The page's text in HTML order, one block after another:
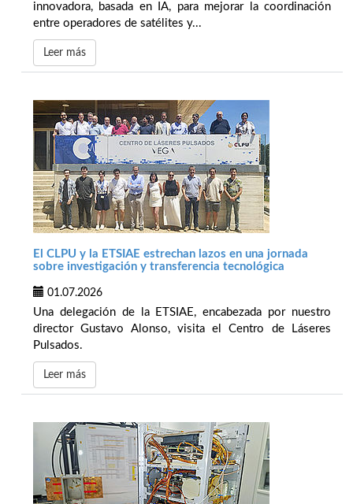
innovadora, basada en IA, para mejorar la coordinación
entre operadores de satélites y...
Leer más
El CLPU y la ETSIAE estrechan lazos en una jornada
sobre investigación y transferencia tecnológica
01.07.2026
Una delegación de la ETSIAE, encabezada por nuestro
director Gustavo Alonso, visita el Centro de Láseres
Pulsados.
Leer más